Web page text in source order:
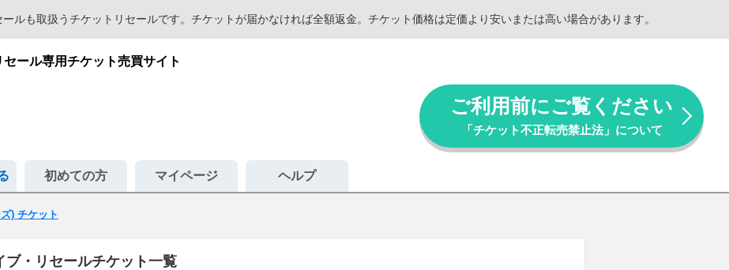
ルも取扱うチケットリセールです。チケットが届かなければ全額返金。チケット価格は定価より安いまたは高い場合があります。
ール専用チケット売買サイト
ご利用前にご覧ください
「チケット不正転売禁止法」について
初めての方 マイページ ヘルプ
) チケット
・リセールチケット一覧